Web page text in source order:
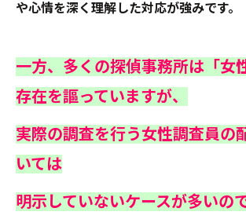
や心情を深く理解した対応が強みです。
一方、多くの探偵事務所は「女
存在を謳っていますが、
実際の調査を行う女性調査員の
いては
明示していないケースが多いので